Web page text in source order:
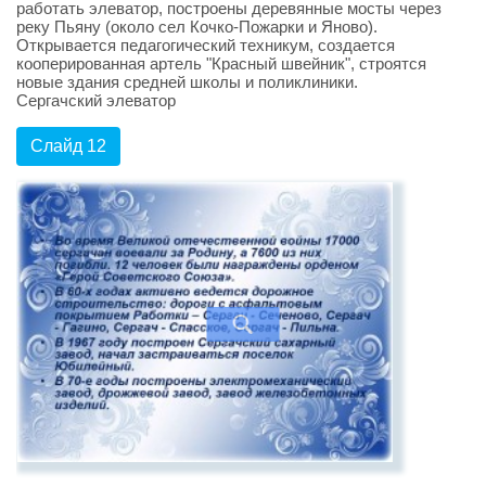
работать элеватор, построены деревянные мосты через
реку Пьяну (около сел Кочко-Пожарки и Яново).
Открывается педагогический техникум, создается
кооперированная артель "Красный швейник", строятся
новые здания средней школы и поликлиники.
Сергачский элеватор
Слайд 12